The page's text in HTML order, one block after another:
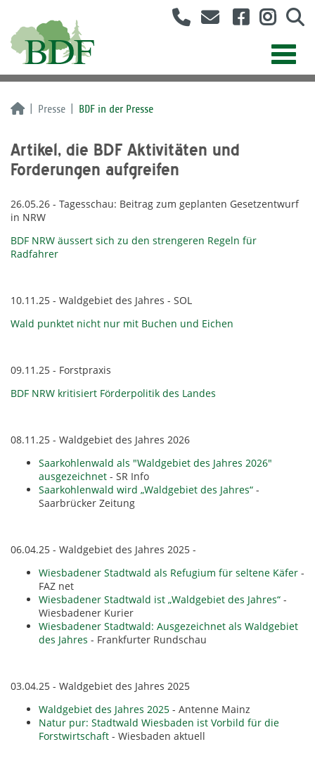
Presse BDF in der Presse
Artikel, die BDF Aktivitäten und
Forderungen aufgreifen
26.05.26 - Tagesschau: Beitrag zum geplanten Gesetzentwurf
in NRW
BDF NRW äussert sich zu den strengeren Regeln für
Radfahrer
10.11.25 - Waldgebiet des Jahres - SOL
Wald punktet nicht nur mit Buchen und Eichen
09.11.25 - Forstpraxis
BDF NRW kritisiert Förderpolitik des Landes
08.11.25 - Waldgebiet des Jahres 2026
Saarkohlenwald als "Waldgebiet des Jahres 2026"
ausgezeichnet - SR Info
Saarkohlenwald wird „Waldgebiet des Jahres“ -
Saarbrücker Zeitung
06.04.25 - Waldgebiet des Jahres 2025 -
Wiesbadener Stadtwald als Refugium für seltene Käfer -
FAZ net
Wiesbadener Stadtwald ist „Waldgebiet des Jahres“ -
Wiesbadener Kurier
Wiesbadener Stadtwald: Ausgezeichnet als Waldgebiet
des Jahres - Frankfurter Rundschau
03.04.25 - Waldgebiet des Jahres 2025
Waldgebiet des Jahres 2025 - Antenne Mainz
Natur pur: Stadtwald Wiesbaden ist Vorbild für die
Forstwirtschaft - Wiesbaden aktuell